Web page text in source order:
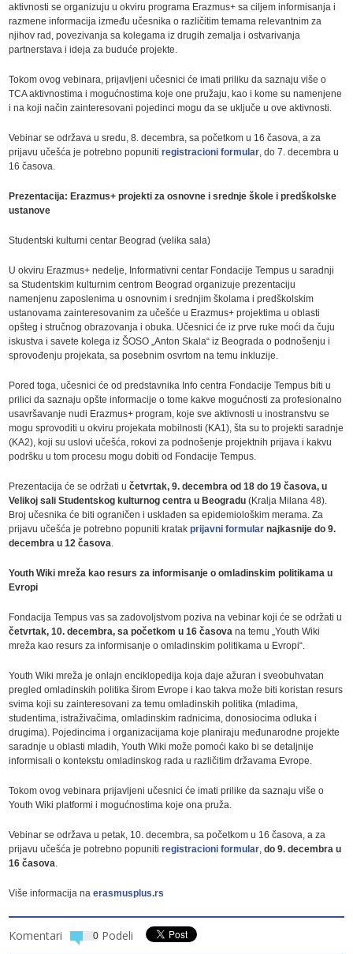
aktivnosti se organizuju u okviru programa Erazmus+ sa ciljem informisanja i
razmene informacija između učesnika o različitim temama relevantnim za
njihov rad, povezivanja sa kolegama iz drugih zemalja i ostvarivanja
partnerstava i ideja za buduće projekte.
Tokom ovog vebinara, prijavljeni učesnici će imati priliku da saznaju više o
TCA aktivnostima i mogućnostima koje one pružaju, kao i kome su namenjene
i na koji način zainteresovani pojedinci mogu da se uključe u ove aktivnosti.
Vebinar se održava u sredu, 8. decembra, sa početkom u 16 časova, a za
prijavu učešća je potrebno popunitiregistracioni formular , do 7. decembra u
16 časova.
Prezentacija: Erazmus+ projekti za osnovne i srednje škole i predškolske
ustanove
Studentski kulturni centar Beograd (velika sala)
U okviru Erazmus+ nedelje, Informativni centar Fondacije Tempus u saradnji
sa Studentskim kulturnim centrom Beograd organizuje prezentaciju
namenjenu zaposlenima u osnovnim i srednjim školama i predškolskim
ustanovama zainteresovanim za učešće u Erazmus+ projektima u oblasti
opšteg i stručnog obrazovanja i obuka. Učesnici će iz prve ruke moći da čuju
iskustva i savete kolega iz ŠOSO „Anton Skala“ iz Beograda o podnošenju i
sprovođenju projekata, sa posebnim osvrtom na temu inkluzije.
Pored toga, učesnici će od predstavnika Info centra Fondacije Tempus biti u
prilici da saznaju opšte informacije o tome kakve mogućnosti za profesionalno
usavršavanje nudi Erazmus+ program, koje sve aktivnosti u inostranstvu se
mogu sprovoditi u okviru projekata mobilnosti (KA1), šta su to projekti saradnje
(KA2), koji su uslovi učešća, rokovi za podnošenje projektnih prijava i kakvu
podršku u tom procesu mogu dobiti od Fondacije Tempus.
Prezentacija će se održati učetvrtak, 9. decembra od 18 do 19 časova, u
Velikoj sali Studentskog kulturnog centra u Beogradu (Kralja Milana 48).
Broj učesnika će biti ograničen i usklađen sa epidemiološkim merama. Za
prijavu učešća je potrebno popuniti kratakprijavni formular najkasnije do 9.
decembra u 12 časova
Youth Wiki mreža kao resurs za informisanje o omladinskim politikama u
Evropi
Fondacija Tempus vas sa zadovoljstvom poziva na vebinar koji će se održati u
četvrtak, 10. decembra, sa početkom u 16 časova na temu „Youth Wiki
mreža kao resurs za informisanje o omladinskim politikama u Evropi“.
Youth Wiki mreža je onlajn enciklopedija koja daje ažuran i sveobuhvatan
pregled omladinskih politika širom Evrope i kao takva može biti koristan resurs
svima koji su zainteresovani za temu omladinskih politika (mladima,
studentima, istraživačima, omladinskim radnicima, donosiocima odluka i
drugima). Pojedincima i organizacijama koje planiraju međunarodne projekte
saradnje u oblasti mladih, Youth Wiki može pomoći kako bi se detaljnije
informisali o kontekstu omladinskog rada u različitim državama Evrope.
Tokom ovog vebinara prijavljeni učesnici će imati prilike da saznaju više o
Youth Wiki platformi i mogućnostima koje ona pruža.
Vebinar se održava u petak, 10. decembra, sa početkom u 16 časova, a za
prijavu učešća je potrebno popunitiregistracioni formular ,do 9. decembra u
16 časova
Više informacija naerasmusplus.rs
Komentari 0 Podeli